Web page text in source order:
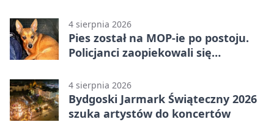
4 sierpnia 2026
Pies został na MOP-ie po postoju.
Policjanci zaopiekowali się
4 sierpnia 2026
Bydgoski Jarmark Świąteczny 2026
szuka artystów do koncertów